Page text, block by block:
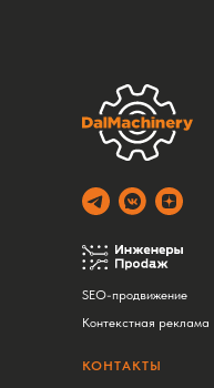
SEO-продвижение
Контекстная реклама
КОНТАКТЫ